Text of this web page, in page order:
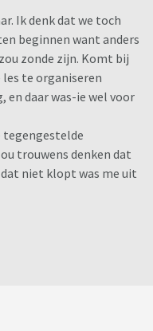
Ik denk dat we toch
beginnen want anders
zonde zijn. Komt bij
te organiseren
en daar was-ie wel voor
tegengestelde
trouwens denken dat
niet klopt was me uit